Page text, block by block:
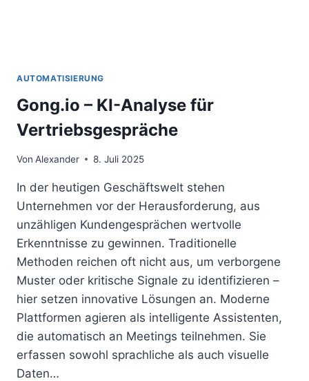
AUTOMATISIERUNG
Gong.io – KI-Analyse für
Vertriebsgespräche
Von Alexander 8. Juli 2025
In der heutigen Geschäftswelt stehen
Unternehmen vor der Herausforderung, aus
unzähligen Kundengesprächen wertvolle
Erkenntnisse zu gewinnen. Traditionelle
Methoden reichen oft nicht aus, um verborgene
Muster oder kritische Signale zu identifizieren –
hier setzen innovative Lösungen an. Moderne
Plattformen agieren als intelligente Assistenten,
die automatisch an Meetings teilnehmen. Sie
erfassen sowohl sprachliche als auch visuelle
Daten…